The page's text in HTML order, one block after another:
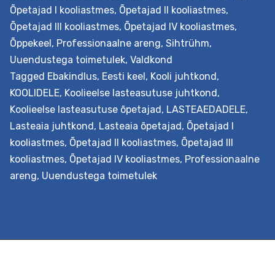
suhtuvad ja kuivõrd nende suhtumine ajas muutub. See
Õpetajad I kooliastmes, Õpetajad II kooliastmes,
Õpetajad III kooliastmes, Õpetajad IV kooliastmes,
Õppekeel, Professionaalne areng, Sihtrühm,
Uuendustega toimetulek, Valdkond
Tagged Ebakindlus, Eesti keel, Kooli juhtkond,
KOOLIDELE, Koolieelse lasteasutuse juhtkond,
Koolieelse lasteasutuse õpetajad, LASTEAEDADELE,
Lasteaia juhtkond, Lasteaia õpetajad, Õpetajad I
kooliastmes, Õpetajad II kooliastmes, Õpetajad III
kooliastmes, Õpetajad IV kooliastmes, Professionaalne
areng, Uuendustega toimetulek